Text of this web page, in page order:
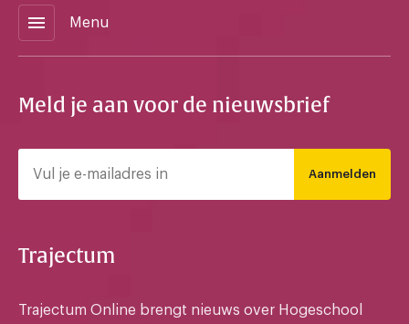
menu Menu
Meld je aan voor de nieuwsbrief
Aanmelden
Trajectum
Trajectum Online brengt nieuws over Hogeschool